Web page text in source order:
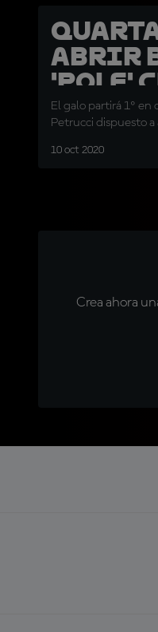
abrir
'pole'
El galo partirá 1º en
Petrucci dispuesto
10 oct 2020
Crea ahora